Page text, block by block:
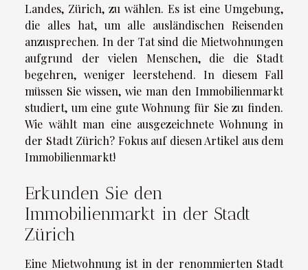
Landes, Zürich, zu wählen. Es ist eine Umgebung,
die alles hat, um alle ausländischen Reisenden
anzusprechen. In der Tat sind die Mietwohnungen
aufgrund der vielen Menschen, die die Stadt
begehren, weniger leerstehend. In diesem Fall
müssen Sie wissen, wie man den Immobilienmarkt
studiert, um eine gute Wohnung für Sie zu finden.
Wie wählt man eine ausgezeichnete Wohnung in
der Stadt Zürich? Fokus auf diesen Artikel aus dem
Immobilienmarkt!
Erkunden Sie den
Immobilienmarkt in der Stadt
Zürich
Eine Mietwohnung ist in der renommierten Stadt